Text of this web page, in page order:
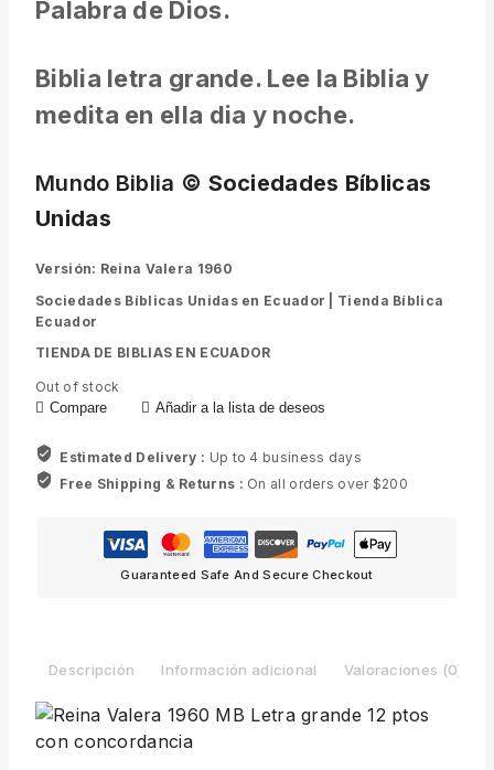
Palabra de Dios.
Biblia letra grande. Lee la Biblia y
medita en ella dia y noche.
Mundo Biblia © Sociedades Bíblicas
Unidas
Versión: Reina Valera 1960
Sociedades Bíblicas Unidas en Ecuador | Tienda Bíblica
Ecuador
TIENDA DE BIBLIAS EN ECUADOR
Out of stock
Compare
Añadir a la lista de deseos
Estimated Delivery : Up to 4 business days
Free Shipping & Returns : On all orders over $200
Guaranteed Safe And Secure Checkout
Descripción Información adicional Valoraciones (0)